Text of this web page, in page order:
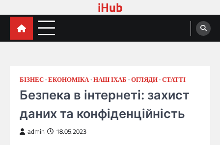
до
вмісту
iHub
БІЗНЕС ЕКОНОМІКА НАШ ІХАБ ОГЛЯДИ СТАТТІ
Безпека в інтернеті: захист
даних та конфіденційність
admin 18.05.2023